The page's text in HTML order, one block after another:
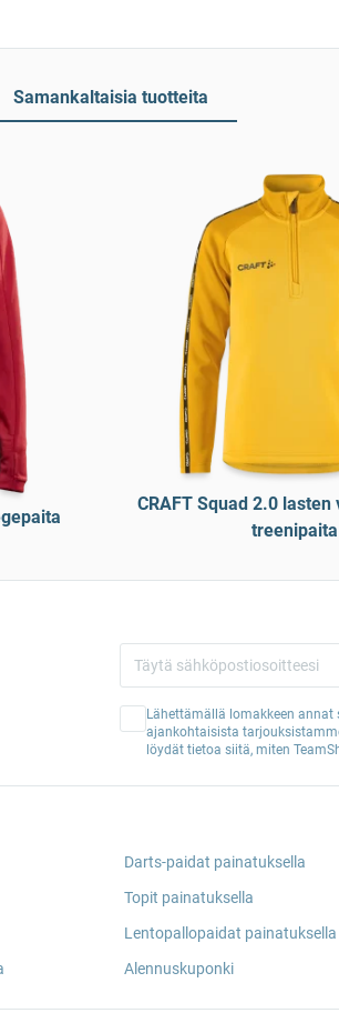
Samankaltaisia tuotteita
CRAFT Squad 2.0
treenipaita
Lähettämällä lomakkeen
ajankohtaisista
löydät tietoa siitä, miten
Darts-paidat painatuksella
Topit painatuksella
Lentopallopaidat painatuksella
Alennuskuponki